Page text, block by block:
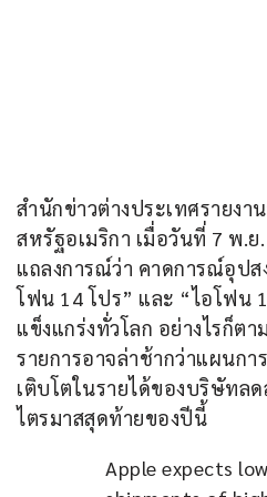
สำนักข่าวต่างประเทศรายง
สหรัฐอเมริกา เมื่อวันที่ 7 พ.
แถลงการณ์ว่า คาดการณ์อุป
โฟน 14 โปร” และ “ไอโฟน
แข็งแกร่งทั่วโลก อย่างไรก็ต
รายการอาจล่าช้ากว่าแผนกา
เติบโตในรายได้ของบริษัทลด
ไตรมาสสุดท้ายของปีนี้
Apple expects